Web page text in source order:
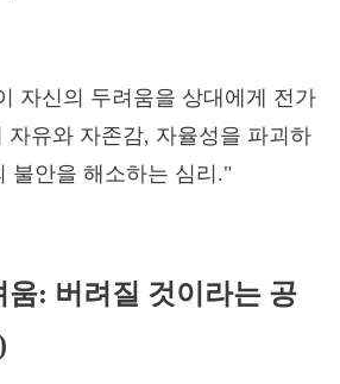
움: 버려질 것이라는 공